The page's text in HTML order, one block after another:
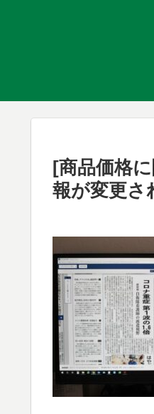
[商品価格
報が変更さ